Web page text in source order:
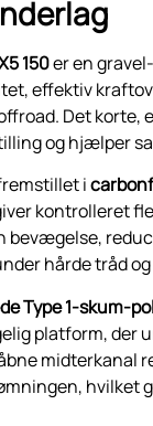
150er en
effektiv
Det korte,
og hjælper
i
kontrolleret
bevægelse,
hårde tråd
Type 1-skum-
platform, der
midterkanal
hvilket